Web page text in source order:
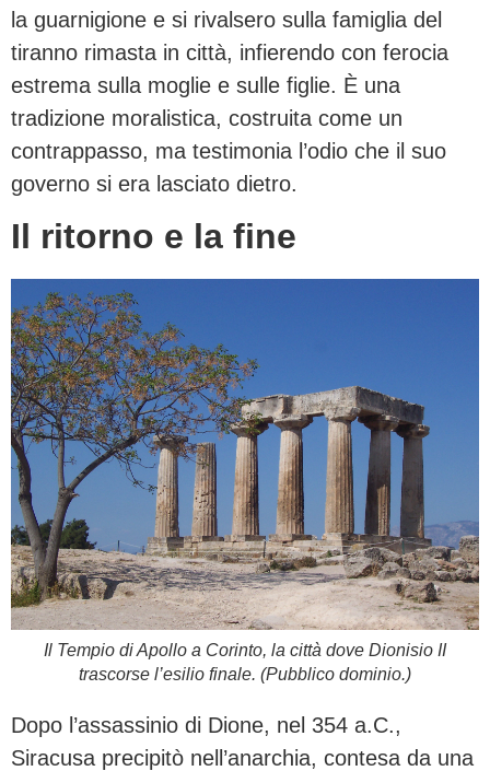
la guarnigione e si rivalsero sulla famiglia del
tiranno rimasta in città, infierendo con ferocia
estrema sulla moglie e sulle figlie. È una
tradizione moralistica, costruita come un
contrappasso, ma testimonia l’odio che il suo
governo si era lasciato dietro.
Il ritorno e la fine
Il Tempio di Apollo a Corinto, la città dove Dionisio II
trascorse l’esilio finale. (Pubblico dominio.)
Dopo l’assassinio di Dione, nel 354 a.C.,
Siracusa precipitò nell’anarchia, contesa da una